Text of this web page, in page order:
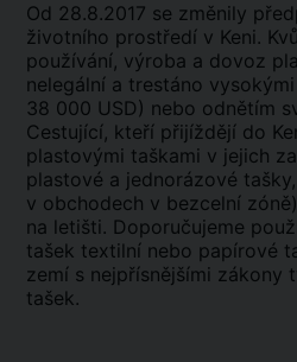
Od 28.8.2017 se změnily
životního prostředí v Keni.
používání, výroba a dovoz
nelegální a trestáno
38 000 USD) nebo odnětím
Cestující, kteří přijíždějí do
plastovými taškami v jejich
plastové a jednorázové
v obchodech v bezcelní
na letišti. Doporučujeme
tašek textilní nebo papírové
zemí s nejpřísnějšími zákony
tašek.